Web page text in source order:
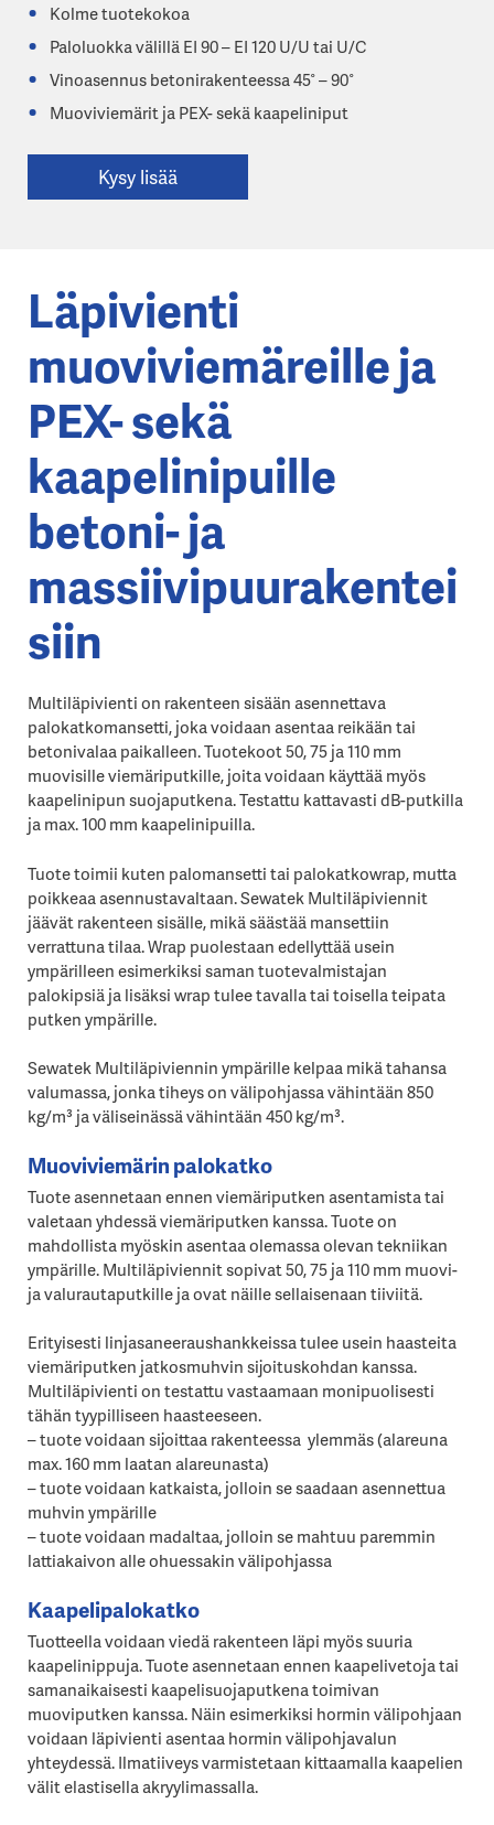
Kolme tuotekokoa
Paloluokka välillä EI 90 – EI 120 U/U tai U/C
Vinoasennus betonirakenteessa 45° – 90°
Muoviviemärit ja PEX- sekä kaapeliniput
Kysy lisää
Läpivienti
muoviviemäreille ja
PEX- sekä
kaapelinipuille
betoni- ja
massiivipuurakentei
siin
Multiläpivienti on rakenteen sisään asennettava
palokatkomansetti, joka voidaan asentaa reikään tai
betonivalaa paikalleen. Tuotekoot 50, 75 ja 110 mm
muovisille viemäriputkille, joita voidaan käyttää myös
kaapelinipun suojaputkena. Testattu kattavasti dB-putkilla
ja max. 100 mm kaapelinipuilla.
Tuote toimii kuten palomansetti tai palokatkowrap, mutta
poikkeaa asennustavaltaan. Sewatek Multiläpiviennit
jäävät rakenteen sisälle, mikä säästää mansettiin
verrattuna tilaa. Wrap puolestaan edellyttää usein
ympärilleen esimerkiksi saman tuotevalmistajan
palokipsiä ja lisäksi wrap tulee tavalla tai toisella teipata
putken ympärille.
Sewatek Multiläpiviennin ympärille kelpaa mikä tahansa
valumassa, jonka tiheys on välipohjassa vähintään 850
kg/m³ ja väliseinässä vähintään 450 kg/m³.
Muoviviemärin palokatko
Tuote asennetaan ennen viemäriputken asentamista tai
valetaan yhdessä viemäriputken kanssa. Tuote on
mahdollista myöskin asentaa olemassa olevan tekniikan
ympärille. Multiläpiviennit sopivat 50, 75 ja 110 mm muovi-
ja valurautaputkille ja ovat näille sellaisenaan tiiviitä.
Erityisesti linjasaneeraushankkeissa tulee usein haasteita
viemäriputken jatkosmuhvin sijoituskohdan kanssa.
Multiläpivienti on testattu vastaamaan monipuolisesti
tähän tyypilliseen haasteeseen.
– tuote voidaan sijoittaa rakenteessa ylemmäs (alareuna
max. 160 mm laatan alareunasta)
– tuote voidaan katkaista, jolloin se saadaan asennettua
muhvin ympärille
– tuote voidaan madaltaa, jolloin se mahtuu paremmin
lattiakaivon alle ohuessakin välipohjassa
Kaapelipalokatko
Tuotteella voidaan viedä rakenteen läpi myös suuria
kaapelinippuja. Tuote asennetaan ennen kaapelivetoja tai
samanaikaisesti kaapelisuojaputkena toimivan
muoviputken kanssa. Näin esimerkiksi hormin välipohjaan
voidaan läpivienti asentaa hormin välipohjavalun
yhteydessä. Ilmatiiveys varmistetaan kittaamalla kaapelien
välit elastisella akryylimassalla.